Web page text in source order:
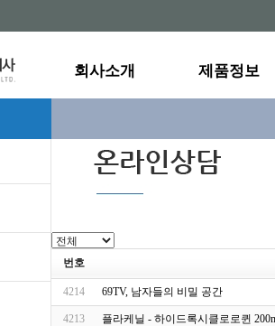
회사소개 제품정보
번호
4214 69TV, 남자들의 비밀 공간
4213 플라케닐 - 하이드록시클로로퀸